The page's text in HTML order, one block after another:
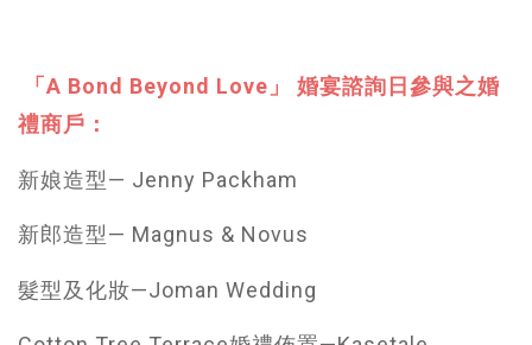
「A Bond Beyond Love」 婚宴諮詢日參與之婚
禮商戶：
新娘造型— Jenny Packham
新郎造型— Magnus & Novus
髮型及化妝—Joman Wedding